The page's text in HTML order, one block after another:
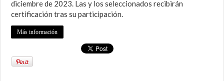
diciembre de 2023. Las y los seleccionados recibirán
certificación tras su participación.
Más información